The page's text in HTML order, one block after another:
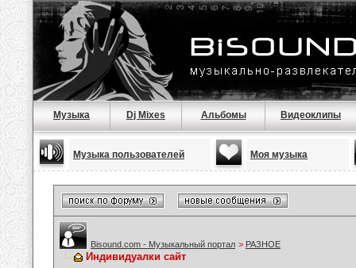
Музыка Dj Mixes Альбомы Видеоклипы
Музыка пользователей Моя музыка
Bisound.com - Музыкальный портал > РАЗНОЕ
Индивидуалки сайт